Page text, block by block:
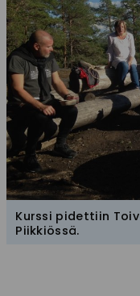
Kurssi pidettiin
Piikkiössä.